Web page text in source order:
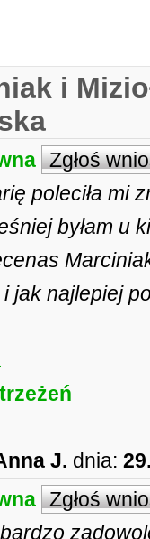
i
Zgłoś
poleciła mi
byłam u
jak najlepiej
J. dnia:
Zgłoś